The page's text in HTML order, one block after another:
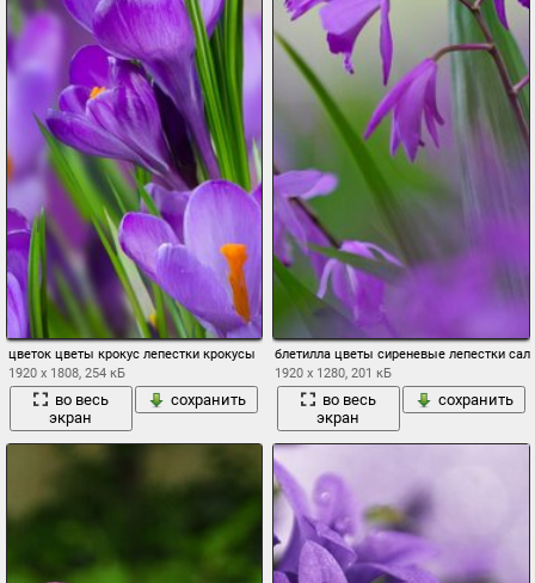
цветок цветы крокус лепестки крокусы
1920 x 1808, 254 кБ
во весь
экран
сохранить
блетилла цветы сиреневые лепестки
1920 x 1280, 201 кБ
во весь
экран
сохранить